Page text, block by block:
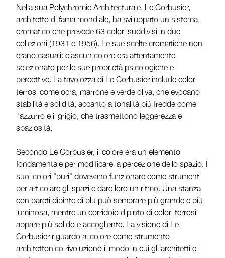
Nella sua Polychromie Architecturale, Le Corbusier,
architetto di fama mondiale, ha sviluppato un sistema
cromatico che prevede 63 colori suddivisi in due
collezioni (1931 e 1956). Le sue scelte cromatiche non
erano casuali: ciascun colore era attentamente
selezionato per le sue proprietà psicologiche e
percettive. La tavolozza di Le Corbusier include colori
terrosi come ocra, marrone e verde oliva, che evocano
stabilità e solidità, accanto a tonalità più fredde come
l'azzurro e il grigio, che trasmettono leggerezza e
spaziosità.
Secondo Le Corbusier, il colore era un elemento
fondamentale per modificare la percezione dello spazio. I
suoi colori "puri" dovevano funzionare come strumenti
per articolare gli spazi e dare loro un ritmo. Una stanza
con pareti dipinte di blu può sembrare più grande e più
luminosa, mentre un corridoio dipinto di colori terrosi
appare più solido e accogliente. La visione di Le
Corbusier riguardo al colore come strumento
architettonico rivoluzionò il modo in cui gli architetti e i